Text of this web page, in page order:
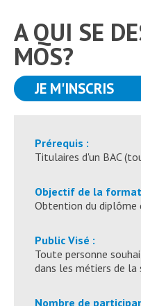
A QUI SE
MOS?
JE M'INSCRIS
Prérequis :
Titulaires d'un BAC
Objectif de la
Obtention du diplôme
Public Visé :
Toute personne
dans les métiers de la
Nombre de